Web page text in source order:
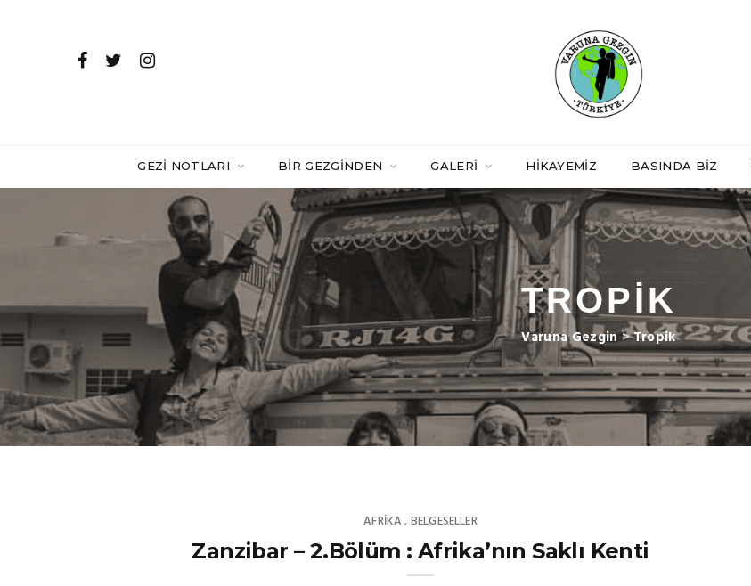
GEZI NOTLARI BIR GEZGINDEN GALERI HIKAYEMIZ BASINDA BIZ
TROPIK
Varuna Gezgin>Tropik
AFRIKA , BELGESELLER
Zanzibar – 2.Bölüm : Afrika’nın Saklı Kenti